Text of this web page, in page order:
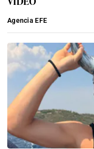
Agencia EFE